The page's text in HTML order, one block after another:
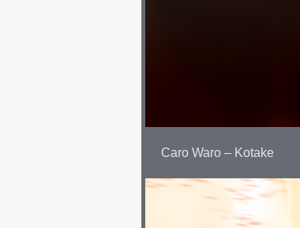
Caro Waro – Kotake